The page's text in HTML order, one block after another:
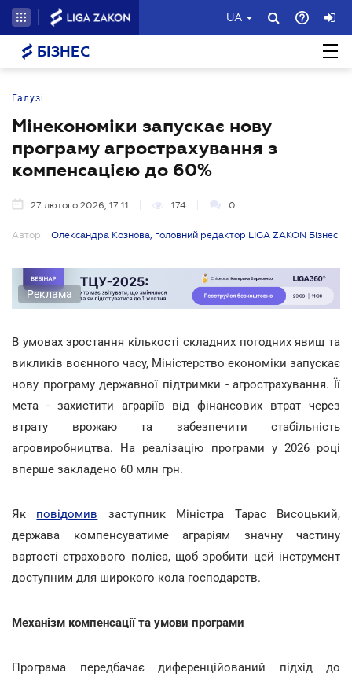
UA
БІЗНЕС
Галузі
Мінекономіки запускає нову
програму агрострахування з
компенсацією до 60%
27 лютого 2026, 17:11 174 0
Автор: Олександра Кознова, головний редактор LIGA ZAKON Бізнес
Реклама
В умовах зростання кількості складних погодних явищ та
викликів воєнного часу, Міністерство економіки запускає
нову програму державної підтримки - агрострахування. Її
мета - захистити аграріїв від фінансових втрат через
втрату врожаю та забезпечити стабільність
агровиробництва. На реалізацію програми у 2026 році
вперше закладено 60 млн грн.
Як повідомив заступник Міністра Тарас Висоцький,
держава компенсуватиме аграріям значну частину
вартості страхового поліса, щоб зробити цей інструмент
доступним для широкого кола господарств.
Механізм компенсації та умови програми
Програма передбачає диференційований підхід до